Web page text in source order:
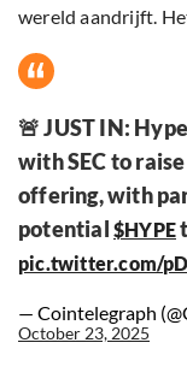
wereld aandrijft.
🚨 JUST IN:
with SEC to
offering, with
potential $HYPE
pic.twitter.com/
— Cointelegraph
October 23, 2025